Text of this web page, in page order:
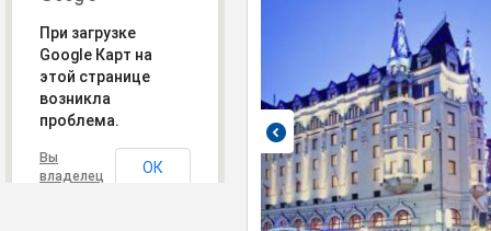
При загрузке
Google Карт на
этой странице
возникла
проблема.
Вы
владелец
ОК